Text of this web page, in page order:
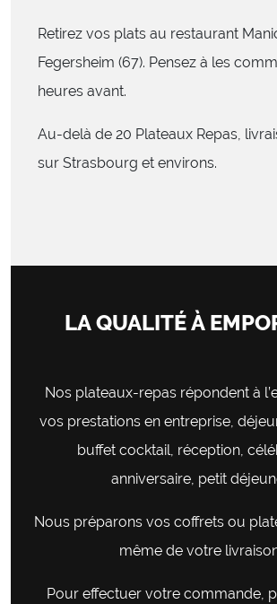
Retirez vos plats au restaurant
Fegersheim (67). Pensez à les
heures avant.
Au-delà de 20 Plateaux Repas,
sur Strasbourg et environs.
LA QUALITÉ À
Nos plateaux-repas répondent à
vos prestations en entreprise,
buffet cocktail, réception,
anniversaire, petit
Nous préparons vos coffrets ou
même de votre
Pour effectuer votre commande,